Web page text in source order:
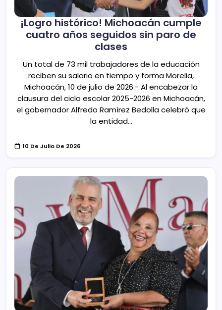
¡Logro histórico! Michoacán cumple
cuatro años seguidos sin paro de
clases
Un total de 73 mil trabajadores de la educación
reciben su salario en tiempo y forma Morelia,
Michoacán, 10 de julio de 2026.- Al encabezar la
clausura del ciclo escolar 2025-2026 en Michoacán,
el gobernador Alfredo Ramírez Bedolla celebró que
la entidad…
10 De Julio De 2026